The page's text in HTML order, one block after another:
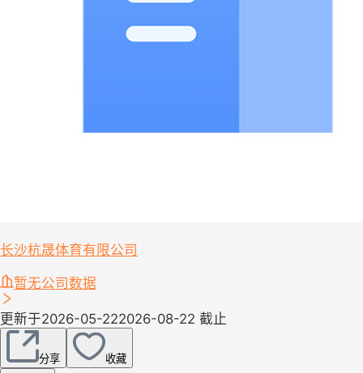
长沙杭晟体育有限公司
暂无公司数据
更新于2026-05-222026-08-22 截止
分享 收藏